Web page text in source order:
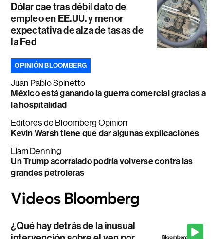
Dólar cae tras débil dato de
empleo en EE.UU. y menor
expectativa de alza de tasas de
la Fed
OPINIÓN BLOOMBERG
Juan Pablo Spinetto
México está ganando la guerra comercial gracias a
la hospitalidad
Editores de Bloomberg Opinion
Kevin Warsh tiene que dar algunas explicaciones
Liam Denning
Un Trump acorralado podría volverse contra las
grandes petroleras
¿Qué hay detrás de la inusual